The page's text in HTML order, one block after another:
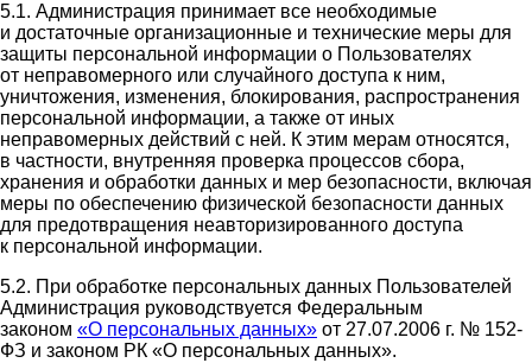
5.1. Администрация принимает все необходимые
и достаточные организационные и технические меры для
защиты персональной информации о Пользователях
от неправомерного или случайного доступа к ним,
уничтожения, изменения, блокирования, распространения
персональной информации, а также от иных
неправомерных действий с ней. К этим мерам относятся,
в частности, внутренняя проверка процессов сбора,
хранения и обработки данных и мер безопасности, включая
меры по обеспечению физической безопасности данных
для предотвращения неавторизированного доступа
к персональной информации.
5.2. При обработке персональных данных Пользователей
Администрация руководствуется Федеральным
законом «О персональных данных» от 27.07.2006 г. № 152-
ФЗ и законом РК «О персональных данных».